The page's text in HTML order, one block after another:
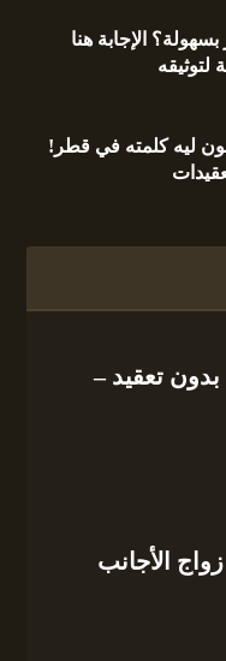
الإجابة هنا
لتوثيقه
ليه كلمته في قطر!
بدون تعقيد –
الأجانب